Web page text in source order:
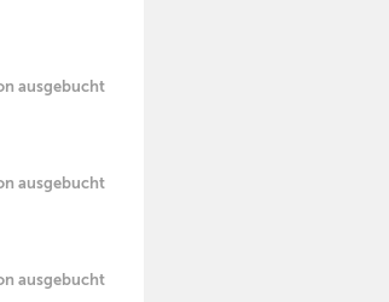
ausgebucht
ausgebucht
ausgebucht